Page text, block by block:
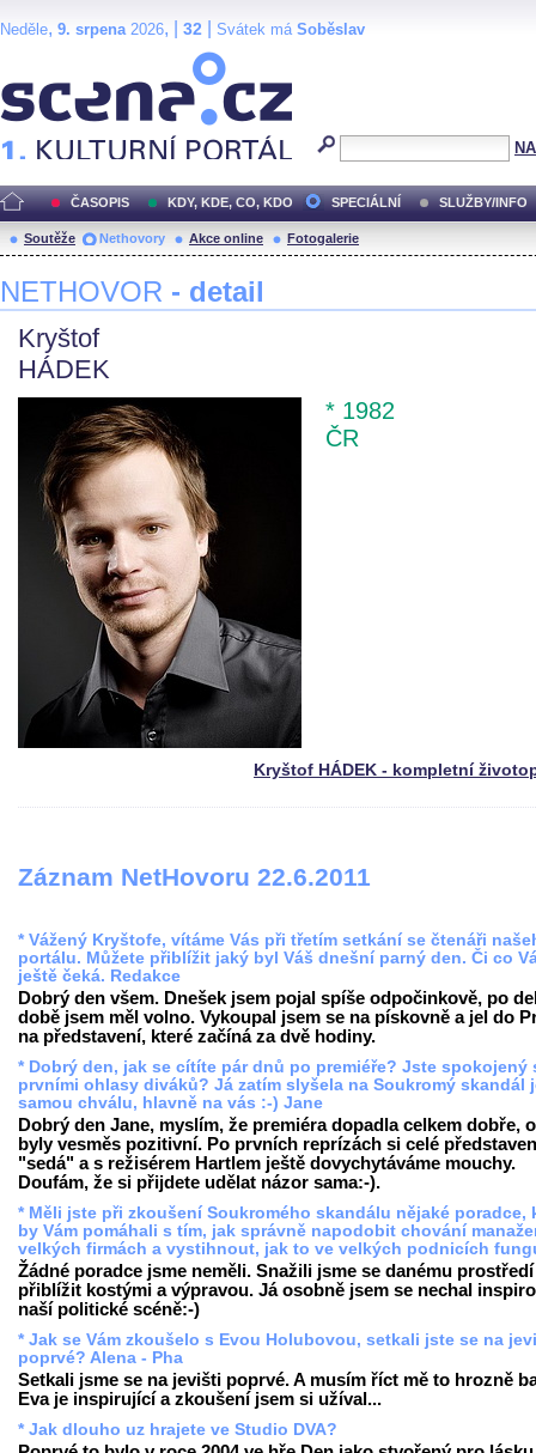
Neděle, 9. srpena2026, | 32 Svátek má Soběslav
ČASOPIS KDY, KDE, CO, KDO SPECIÁLNÍ SLUŽBY/INFO
Soutěže Nethovory Akce online Fotogalerie
NETHOVOR - detail
Kryštof
HÁDEK
* 1982
ČR
Kryštof HÁDEK - kompletní
Záznam NetHovoru 22.6.2011
* Vážený Kryštofe, vítáme Vás při třetím setkání se čtenáři
portálu. Můžete přiblížit jaký byl Váš dnešní parný den. Či co
ještě čeká. Redakce
Dobrý den všem. Dnešek jsem pojal spíše odpočinkově, po
době jsem měl volno. Vykoupal jsem se na pískovně a jel do
na představení, které začíná za dvě hodiny.
* Dobrý den, jak se cítíte pár dnů po premiéře? Jste spokojený
prvními ohlasy diváků? Já zatím slyšela na Soukromý skandál
samou chválu, hlavně na vás :-) Jane
Dobrý den Jane, myslím, že premiéra dopadla celkem dobře,
byly vesměs pozitivní. Po prvních reprízách si celé
"sedá" a s režisérem Hartlem ještě dovychytáváme mouchy.
Doufám, že si přijdete udělat názor sama:-).
* Měli jste při zkoušení Soukromého skandálu nějaké poradce,
by Vám pomáhali s tím, jak správně napodobit chování
velkých firmách a vystihnout, jak to ve velkých podnicích
Žádné poradce jsme neměli. Snažili jsme se danému prostředí
přiblížit kostými a výpravou. Já osobně jsem se nechal
naší politické scéně:-)
* Jak se Vám zkoušelo s Evou Holubovou, setkali jste se na
poprvé? Alena - Pha
Setkali jsme se na jevišti poprvé. A musím říct mě to hrozně
Eva je inspirující a zkoušení jsem si užíval...
* Jak dlouho uz hrajete ve Studio DVA?